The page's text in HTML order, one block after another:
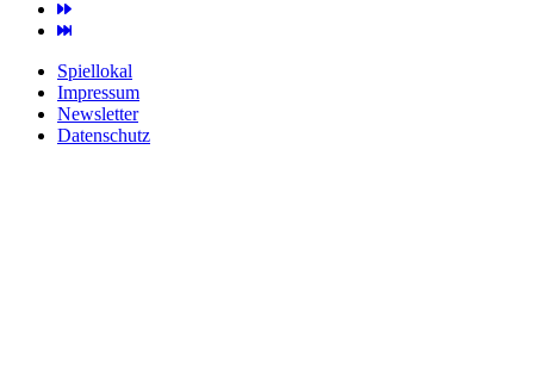
Spiellokal
Impressum
Newsletter
Datenschutz